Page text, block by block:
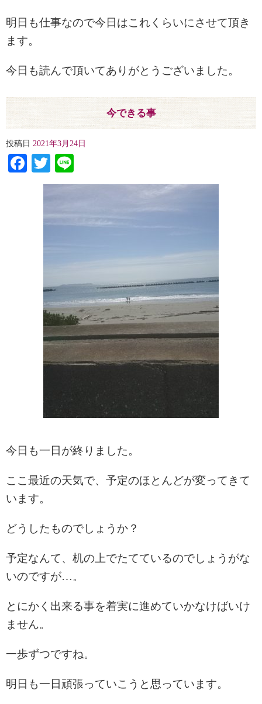
明日も仕事なので今日はこれくらいにさせて頂き
ます。
今日も読んで頂いてありがとうございました。
今できる事
投稿日 2021年3月24日
Facebook
Twitter
今日も一日が終りました。
ここ最近の天気で、予定のほとんどが変ってきて
います。
どうしたものでしょうか？
予定なんて、机の上でたてているのでしょうがな
いのですが…。
とにかく出来る事を着実に進めていかなけばいけ
ません。
一歩ずつですね。
明日も一日頑張っていこうと思っています。